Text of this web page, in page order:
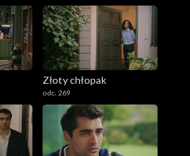
Złoty chłopak
odc. 269